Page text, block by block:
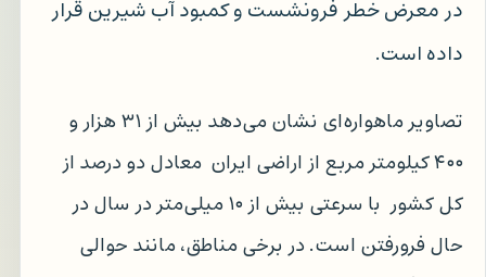
در معرض خطر فرونشست و کمبود آب شیرین قرار
داده است.
تصاویر ماهواره‌ای نشان می‌دهد بیش از ۳۱ هزار و
۴۰۰ کیلومتر مربع از اراضی ایران معادل دو درصد از
کل کشور با سرعتی بیش از ۱۰ میلی‌متر در سال در
حال فرورفتن است. در برخی مناطق، مانند حوالی